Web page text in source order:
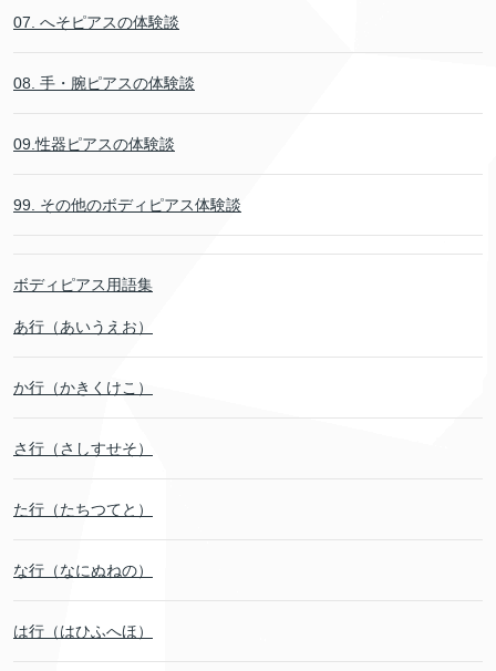
07. へそピアスの体験談
08. 手・腕ピアスの体験談
09.性器ピアスの体験談
99. その他のボディピアス体験談
ボディピアス用語集
あ行（あいうえお）
か行（かきくけこ）
さ行（さしすせそ）
た行（たちつてと）
な行（なにぬねの）
は行（はひふへほ）